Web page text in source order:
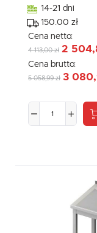
14-21 dni
150.00 zł
Cena netto:
4 113,00 zł 2
Cena brutto:
5 058,99 zł 3